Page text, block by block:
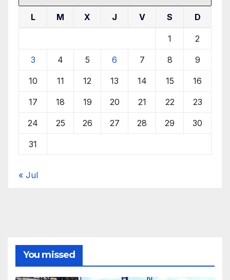
L M X J V S D
1 2
3 4 5 6 7 8 9
10 11 12 13 14 15 16
17 18 19 20 21 22 23
24 25 26 27 28 29 30
31
« Jul
You missed